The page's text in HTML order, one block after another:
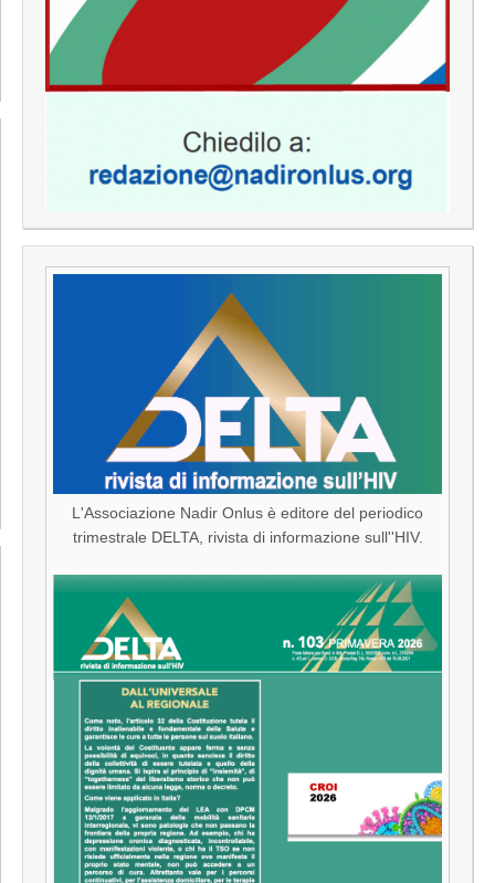
L'Associazione Nadir Onlus è editore del periodico
trimestrale DELTA, rivista di informazione sull''HIV.